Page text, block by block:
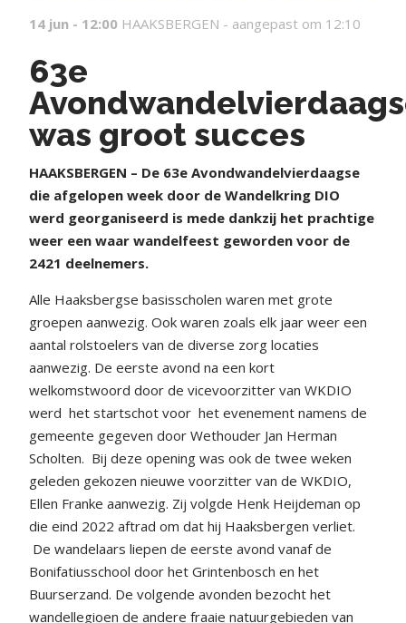
14 jun - 12:00 HAAKSBERGEN - aangepast om 12:10
63e
was groot succes
HAAKSBERGEN – De 63e Avondwandelvierdaagse
die afgelopen week door de Wandelkring DIO
werd georganiseerd is mede dankzij het prachtige
weer een waar wandelfeest geworden voor de
2421 deelnemers.
Alle Haaksbergse basisscholen waren met grote
groepen aanwezig. Ook waren zoals elk jaar weer een
aantal rolstoelers van de diverse zorg locaties
aanwezig. De eerste avond na een kort
welkomstwoord door de vicevoorzitter van WKDIO
werd het startschot voor het evenement namens de
gemeente gegeven door Wethouder Jan Herman
Scholten. Bij deze opening was ook de twee weken
geleden gekozen nieuwe voorzitter van de WKDIO,
Ellen Franke aanwezig. Zij volgde Henk Heijdeman op
die eind 2022 aftrad om dat hij Haaksbergen verliet.
De wandelaars liepen de eerste avond vanaf de
Bonifatiusschool door het Grintenbosch en het
Buurserzand. De volgende avonden bezocht het
wandellegioen de andere fraaie natuurgebieden van